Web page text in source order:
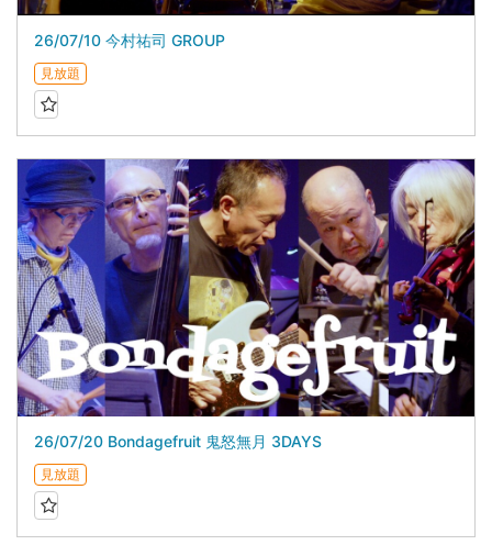
26/07/10 今村祐司 GROUP
見放題
26/07/20 Bondagefruit 鬼怒無月 3DAYS
見放題